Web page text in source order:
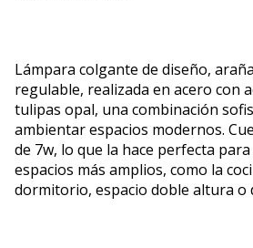
Lámpara colgante de diseño,
regulable, realizada en acero con
tulipas opal, una combinación
ambientar espacios modernos.
de 7w, lo que la hace perfecta
espacios más amplios, como la
dormitorio, espacio doble altura o